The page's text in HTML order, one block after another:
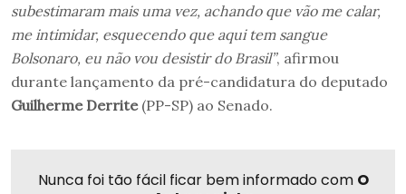
subestimaram mais uma vez, achando que vão me calar,
me intimidar, esquecendo que aqui tem sangue
Bolsonaro, eu não vou desistir do Brasil”, afirmou
durante lançamento da pré-candidatura do deputado
Guilherme Derrite(PP-SP) ao Senado.
Nunca foi tão fácil ficar bem informado com O